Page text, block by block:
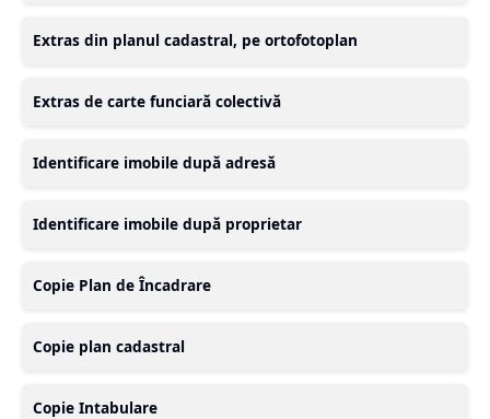
Extras din planul cadastral, pe ortofotoplan
Extras de carte funciară colectivă
Identificare imobile după adresă
Identificare imobile după proprietar
Copie Plan de Încadrare
Copie plan cadastral
Copie Intabulare